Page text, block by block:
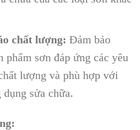
chất lượng: Đảm bảo
phẩm sơn đáp ứng các yêu
lượng và phù hợp với
dụng sửa chữa.